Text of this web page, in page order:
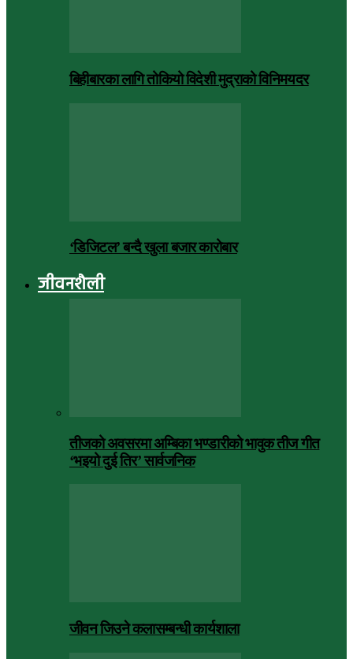
बिहीबारका लागि तोकियो विदेशी मुद्राको विनिमयदर
‘डिजिटल’ बन्दै खुला बजार कारोबार
जीवनशैली
तीजको अवसरमा अम्बिका भण्डारीको भावुक तीज गीत
‘भइयो दुई तिर’ सार्वजनिक
जीवन जिउने कलासम्बन्धी कार्यशाला